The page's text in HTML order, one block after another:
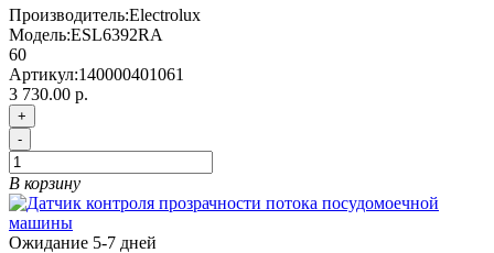
Производитель:Electrolux
Модель:ESL6392RA
60
Артикул:140000401061
3 730.00 р.
+
-
В корзину
Ожидание 5-7 дней